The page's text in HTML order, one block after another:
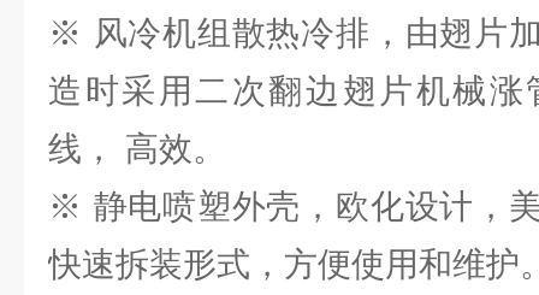
※ 风冷机组散热冷排，由翅片
造时采用二次翻边翅片机械
线， 高效。
※ 静电喷塑外壳，欧化设计，
快速拆装形式，方便使用和维护